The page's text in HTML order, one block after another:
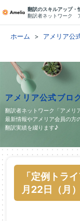
翻訳のスキルアップ・
翻訳者ネットワーク
ホーム アメリア公
アメリア公式ブロ
翻訳者ネットワーク「アメリ
最新情報やアメリア会員の方
翻訳実績を綴ります♪
「定例トラ
月22日（月